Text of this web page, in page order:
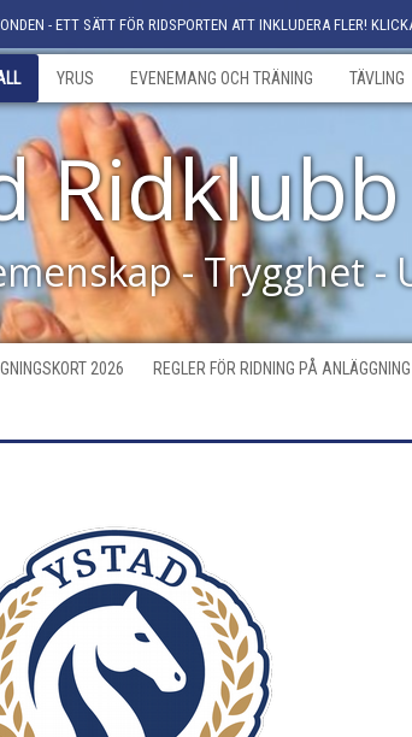
- ETT SÄTT FÖR RIDSPORTEN ATT INKLUDERA FLER!
YRUS EVENEMANG OCH TRÄNING TÄVLING
Ridklubb
- Trygghet -
2026 REGLER FÖR RIDNING PÅ ANLÄGGNING